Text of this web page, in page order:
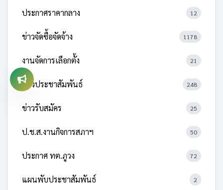
ประกาศราคากลาง 12
ข่าวจัดซื้อจัดจ้าง 1178
งานจัดการเลือกตั้ง 21
ข่าวประชาสัมพันธ์ 248
ข่าวรับสมัคร 25
ป.ช.ส.งานกิจการสภาฯ 50
ประกาศ ทต.ภูวง 72
แผนพับประชาสัมพันธ์ 2